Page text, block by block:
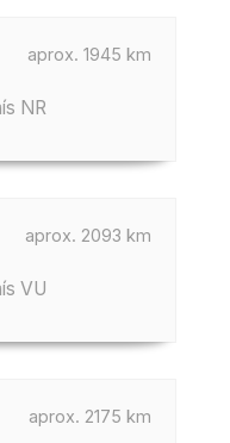
aprox. 1945 km
NR
aprox. 2093 km
VU
aprox. 2175 km